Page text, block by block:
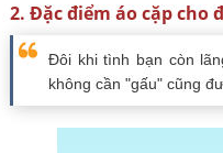
2. Đặc điểm áo cặp cho
Đôi khi tình bạn còn
không cần "gấu" cũng